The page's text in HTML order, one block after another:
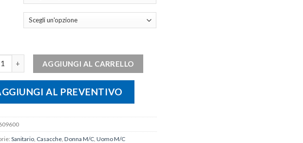
AGGIUNGI AL CARRELLO
AL PREVENTIVO
Sanitario Casacche Donna M/C Uomo M/C